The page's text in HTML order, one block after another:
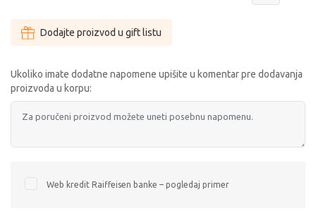
Dodajte proizvod u gift listu
Ukoliko imate dodatne napomene upišite u komentar pre dodavanja
proizvoda u korpu:
Web kredit Raiffeisen banke – pogledaj primer